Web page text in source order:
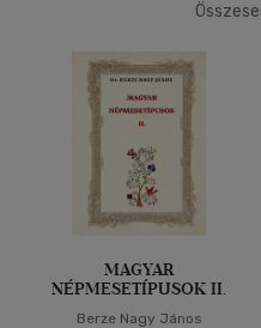
Korosztály szerint
Ifjúsági(2)
mind(2)
Felnőtt(708)
Nyelv szerint
Magyar(728)
MAGYAR
NÉPMESETÍPUSOK II.
Berze Nagy János